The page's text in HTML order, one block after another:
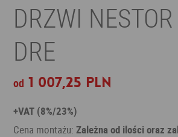
DRZWI
DRE
od 1 007,25 PLN
+VAT (8%/23%)
Cena montażu:Zależna od ilości oraz